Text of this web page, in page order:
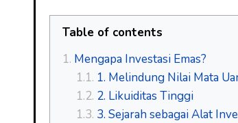
Table of contents
Mengapa Investasi Emas?
1. Melindung Nilai Mata
2. Likuiditas Tinggi
3. Sejarah sebagai Alat